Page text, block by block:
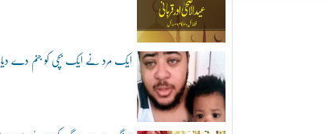
ایک مرد نے ایک بچی کو جنم دے دیا